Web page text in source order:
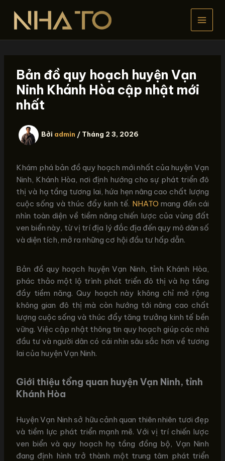
dung
Bản đồ quy hoạch huyện Vạn
Ninh Khánh Hòa cập nhật mới
nhất
Bởi admin / Tháng 2 3, 2026
Khám phá bản đồ quy hoạch mới nhất của huyện Vạn
Ninh, Khánh Hòa, nơi định hướng cho sự phát triển đô
thị và hạ tầng tương lai, hứa hẹn nâng cao chất lượng
cuộc sống và thúc đẩy kinh tế. NHATO mang đến cái
nhìn toàn diện về tiềm năng chiến lược của vùng đất
ven biển này, từ vị trí địa lý đắc địa đến quy mô dân số
và diện tích, mở ra những cơ hội đầu tư hấp dẫn.
Bản đồ quy hoạch huyện Vạn Ninh, tỉnh Khánh Hòa,
phác thảo một lộ trình phát triển đô thị và hạ tầng
đầy tiềm năng. Quy hoạch này không chỉ mở rộng
không gian đô thị mà còn hướng tới nâng cao chất
lượng cuộc sống và thúc đẩy tăng trưởng kinh tế bền
vững. Việc cập nhật thông tin quy hoạch giúp các nhà
đầu tư và người dân có cái nhìn sâu sắc hơn về tương
lai của huyện Vạn Ninh.
Giới thiệu tổng quan huyện Vạn Ninh, tỉnh
Khánh Hòa
Huyện Vạn Ninh sở hữu cảnh quan thiên nhiên tươi đẹp
và tiềm lực phát triển mạnh mẽ. Với vị trí chiến lược
ven biển và quy hoạch hạ tầng đồng bộ, Vạn Ninh
đang định hình trở thành một trung tâm phát triển